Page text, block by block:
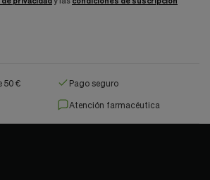
50 € Pago seguro
Atención farmacéutica